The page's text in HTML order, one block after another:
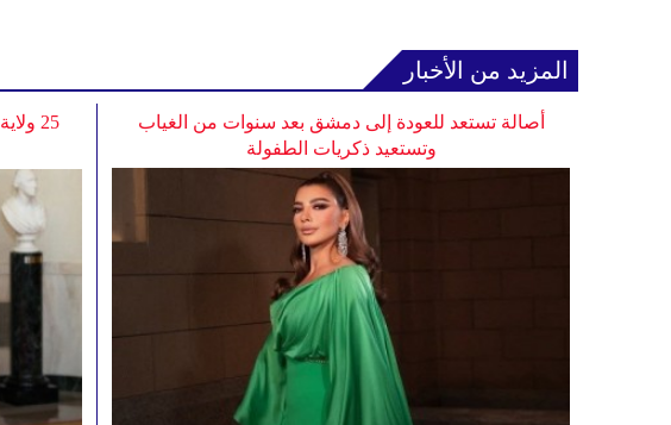
المزيد من الأخبار
25
أصالة تستعد للعودة إلى دمشق بعد سنوات من الغياب
وتستعيد ذكريات الطفولة